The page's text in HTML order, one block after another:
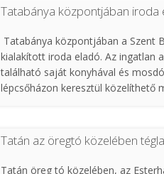
Tatabánya központjában iroda
Tatabánya központjában a Szent
kialakított iroda eladó. Az ingatlan
található saját konyhával és
lépcsőházon keresztül közelíthető
van. Irányár: 47 M Ft
Tatán az öregtó közelében
Tatán öreg tó közelében, az